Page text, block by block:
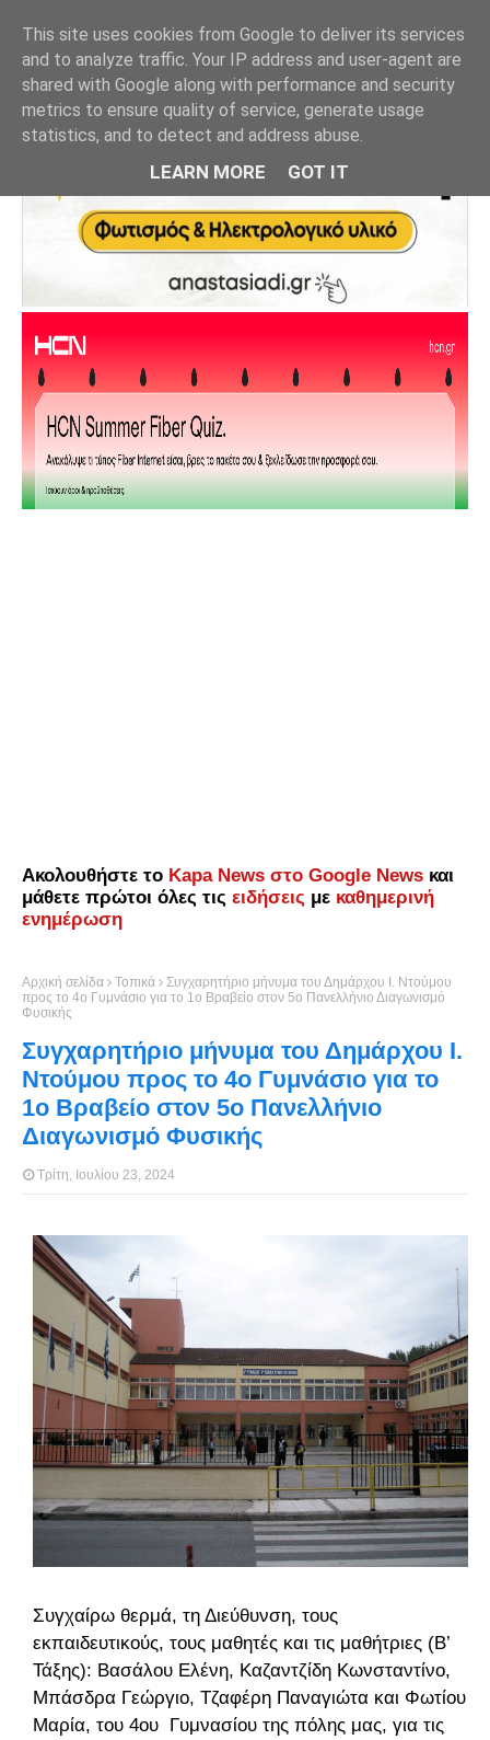
Ακολουθήστε το Kapa News στο Google News και
μάθετε πρώτοι όλες τις ειδήσεις με καθημερινή
ενημέρωση
Αρχική σελίδα Τοπικά
Συγχαρητήριο μήνυμα του Δημάρχου Ι. Ντούμου
προς το 4ο Γυμνάσιο για το 1ο Βραβείο στον 5ο Πανελλήνιο Διαγωνισμό
Φυσικής
Συγχαρητήριο μήνυμα του Δημάρχου Ι.
Ντούμου προς το 4ο Γυμνάσιο για το
1ο Βραβείο στον 5ο Πανελλήνιο
Διαγωνισμό Φυσικής
Τρίτη, Ιουλίου 23, 2024
Συγχαίρω θερμά, τη Διεύθυνση, τους
εκπαιδευτικούς, τους μαθητές και τις μαθήτριες (Β’
Τάξης): Βασάλου Ελένη, Καζαντζίδη Κωνσταντίνο,
Μπάσδρα Γεώργιο, Τζαφέρη Παναγιώτα και Φωτίου
Μαρία, του 4ου Γυμνασίου της πόλης μας, για τις
This site uses cookies from Google to deliver its services
and to analyze traffic. Your IP address and user-agent are
shared with Google along with performance and security
metrics to ensure quality of service, generate usage
statistics, and to detect and address abuse.
LEARN MORE GOT IT